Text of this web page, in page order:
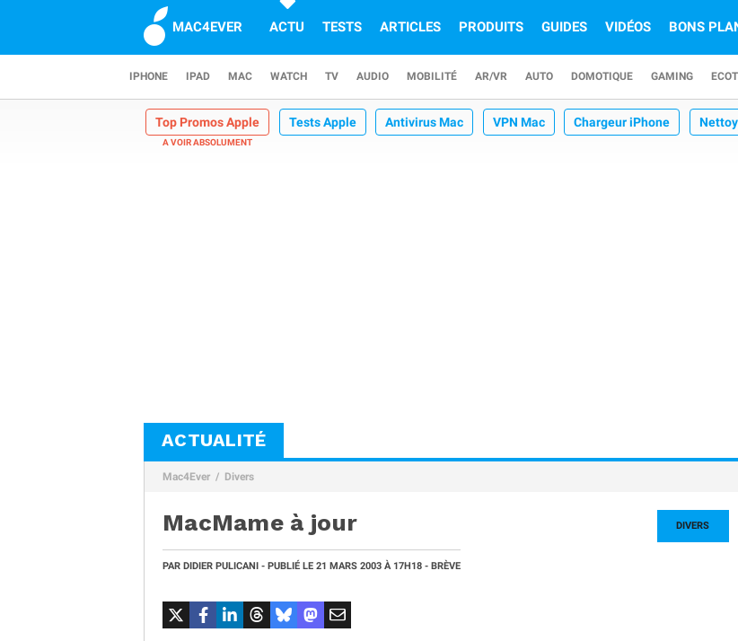
MAC4EVER ACTU TESTS ARTICLES PRODUITS GUIDES VIDÉOS BONS
IPHONE IPAD MAC WATCH TV AUDIO MOBILITÉ AR/VR AUTO DOMOTIQUE GAMING
Top Promos Apple Tests Apple Antivirus Mac VPN Mac Chargeur iPhone
ACTUALITÉ
Mac4Ever Divers
DIVERS
MacMame à jour
PAR DIDIER PULICANI - PUBLIÉ LE 21 MARS 2003 À 17H18 - BRÈVE